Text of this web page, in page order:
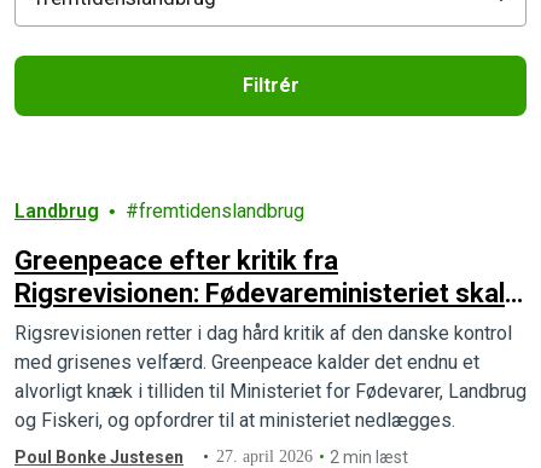
Filtrér
Landbrug fremtidenslandbrug
Greenpeace efter kritik fra
Rigsrevisionen: Fødevareministeriet skal
lukkes
Rigsrevisionen retter i dag hård kritik af den danske kontrol
med grisenes velfærd. Greenpeace kalder det endnu et
alvorligt knæk i tilliden til Ministeriet for Fødevarer, Landbrug
og Fiskeri, og opfordrer til at ministeriet nedlægges.
Poul Bonke Justesen 27. april 2026 2 min læst